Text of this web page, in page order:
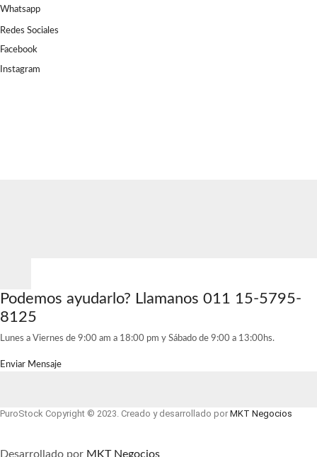
Whatsapp
Redes Sociales
Facebook
Instagram
Podemos ayudarlo? Llamanos 011 15-5795-
8125
Lunes a Viernes de 9:00 am a 18:00 pm y Sábado de 9:00 a 13:00hs.
Enviar Mensaje
PuroStock Copyright © 2023. Creado y desarrollado por MKT Negocios
Desarrollado por MKT Negocios